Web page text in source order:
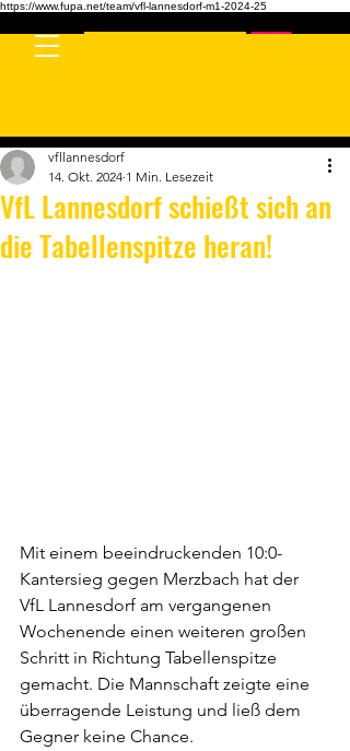
https://www.fupa.net/team/vfl-lannesdorf-m1-2024-25
VfL Lannesdorf schießt sich an
die Tabellenspitze heran!
vfllannesdorf
14. Okt. 2024 1 Min. Lesezeit
Mit einem beeindruckenden 10:0-
Kantersieg gegen Merzbach hat der
VfL Lannesdorf am vergangenen
Wochenende einen weiteren großen
Schritt in Richtung Tabellenspitze
gemacht. Die Mannschaft zeigte eine
überragende Leistung und ließ dem
Gegner keine Chance.